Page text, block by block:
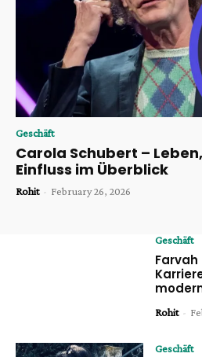
Geschäft
Carola Schubert –
Einfluss im Überblick
Rohit - February 26, 2026
Geschäft
Farvah
Rohit -
Geschäft